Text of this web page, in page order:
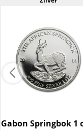
Levering
De munten
geleverd.
Kwaliteit
Gabon Springbok 1